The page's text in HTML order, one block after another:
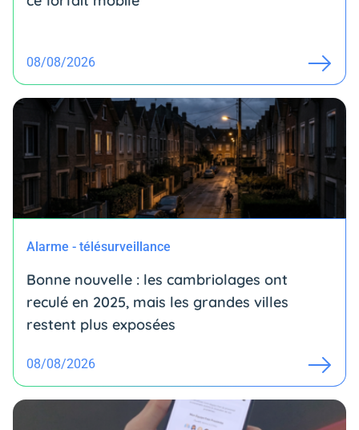
08/08/2026
Alarme - télésurveillance
Bonne nouvelle : les cambriolages ont
reculé en 2025, mais les grandes villes
restent plus exposées
08/08/2026